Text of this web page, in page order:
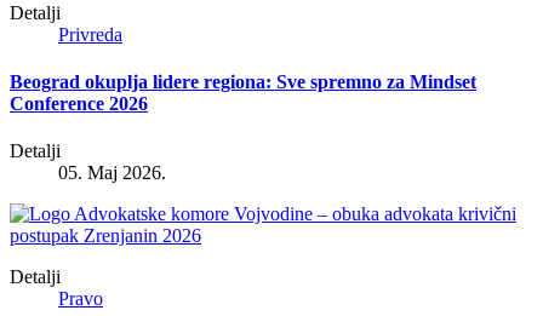
Detalji
Privreda
Beograd okuplja lidere regiona: Sve spremno za Mindset
Conference 2026
Detalji
05. Maj 2026.
Detalji
Pravo